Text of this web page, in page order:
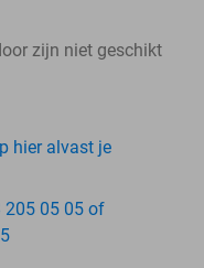
zijn niet geschikt
hier alvast je
205 05 05 of